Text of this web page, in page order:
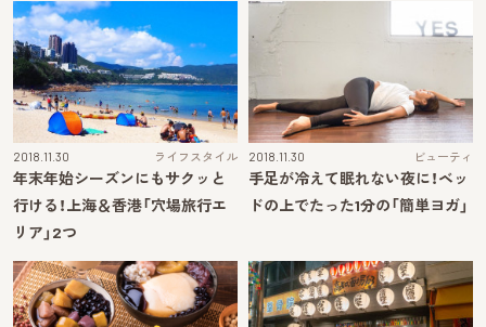
2018.11.30 ライフスタイル
年末年始シーズンにもサクッと
行ける！上海＆香港「穴場旅行エ
リア」2つ
2018.11.30 ビューティ
手足が冷えて眠れない夜に！ベッ
ドの上でたった1分の「簡単ヨガ」